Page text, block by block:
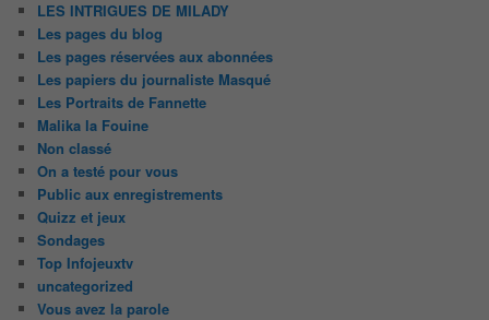
LES INTRIGUES DE MILADY
Les pages du blog
Les pages réservées aux abonnées
Les papiers du journaliste Masqué
Les Portraits de Fannette
Malika la Fouine
Non classé
On a testé pour vous
Public aux enregistrements
Quizz et jeux
Sondages
Top Infojeuxtv
uncategorized
Vous avez la parole